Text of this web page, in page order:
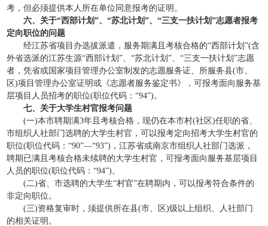
考，但必须提供本人所在单位同意报考的证明。
六、关于“西部计划”、“苏北计划”、“三支一扶计划”志愿者报考
定向职位的问题
经江苏省项目办选拔派遣，服务期满且考核合格的“西部计划”(含
外省选派的江苏生源“西部计划”、“苏北计划”、“三支一扶计划”志愿
者，凭省或国家项目管理办公室制发的志愿服务证、所服务县(市、
区)项目管理办公室证明或《志愿者服务鉴定书》，可报考面向服务基
层项目人员招考的职位(职位代码：“94”)。
七、关于大学生村官报考问题
(一)本市聘期满3年且考核合格，现仍在本市村(社区)任职的省、
市组织人社部门选聘的大学生村官，可以报考定向招考大学生村官的
职位(职位代码：“90”—“93”)，江苏省或南京市组织人社部门选派，
聘期已满且考核合格未续聘的大学生村官，可报考面向服务基层项目
人员的职位(职位代码：“94”)。
(二)省、市选聘的大学生“村官”在聘期内，可以报考符合条件的
非定向职位。
(三)资格复审时，须提供所在县(市、区)级以上组织、人社部门
的相关证明。